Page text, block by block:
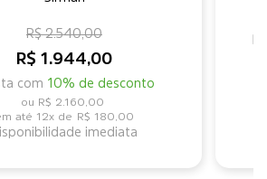
R$ 1.944,00
com 10% de desconto
R$ 2.540,00
R$ 2.160,00
12x de R$ 180,00
imediata